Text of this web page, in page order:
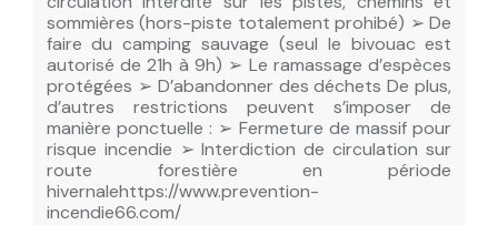
sommières (hors-piste totalement prohibé) ➢ De
faire du camping sauvage (seul le bivouac est
autorisé de 21h à 9h) ➢ Le ramassage d’espèces
protégées ➢ D’abandonner des déchets De plus,
d’autres restrictions peuvent s’imposer de
manière ponctuelle : ➢ Fermeture de massif pour
risque incendie ➢ Interdiction de circulation sur
route forestière en période
hivernalehttps://www.prevention-
incendie66.com/